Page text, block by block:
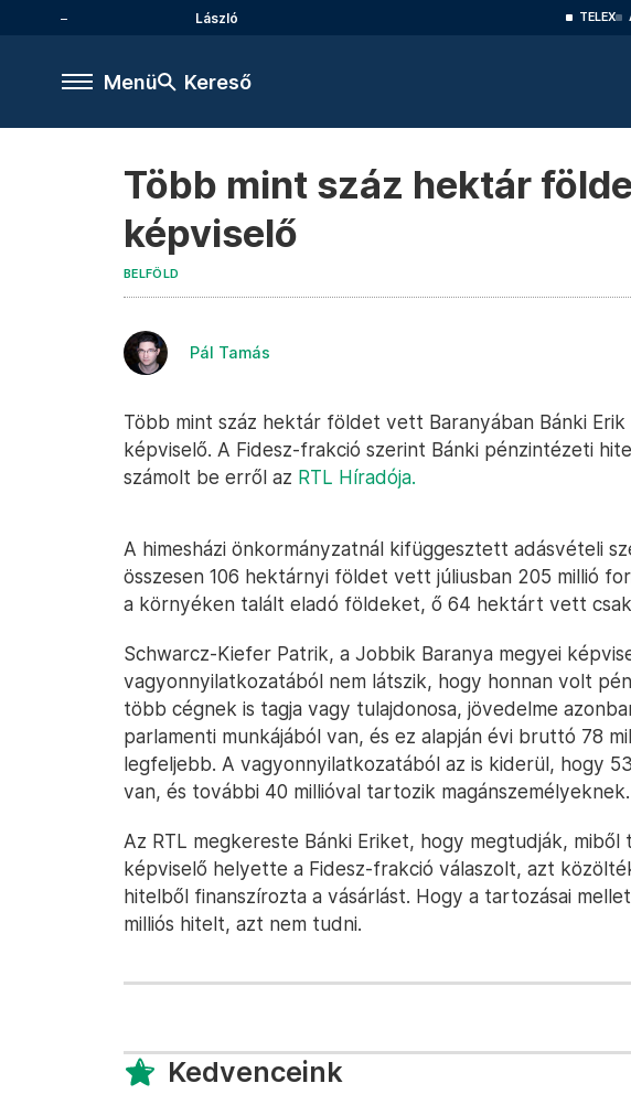
László TELEX
Menü Kereső
Több mint száz hektár
képviselő
BELFÖLD
Pál Tamás
Több mint száz hektár földet vett Baranyában Bánki Erik
képviselő. A Fidesz-frakció szerint Bánki pénzintézeti
számolt be erről az RTL Híradója.
A himesházi önkormányzatnál kifüggesztett adásvételi
összesen 106 hektárnyi földet vett júliusban 205 millió
a környéken talált eladó földeket, ő 64 hektárt vett
Schwarcz-Kiefer Patrik, a Jobbik Baranya megyei
vagyonnyilatkozatából nem látszik, hogy honnan volt
több cégnek is tagja vagy tulajdonosa, jövedelme
parlamenti munkájából van, és ez alapján évi bruttó 78
legfeljebb. A vagyonnyilatkozatából az is kiderül, hogy
van, és további 40 millióval tartozik magánszemélyeknek.
Az RTL megkereste Bánki Eriket, hogy megtudják, miből
képviselő helyette a Fidesz-frakció válaszolt, azt
hitelből finanszírozta a vásárlást. Hogy a tartozásai
milliós hitelt, azt nem tudni.
Kedvenceink